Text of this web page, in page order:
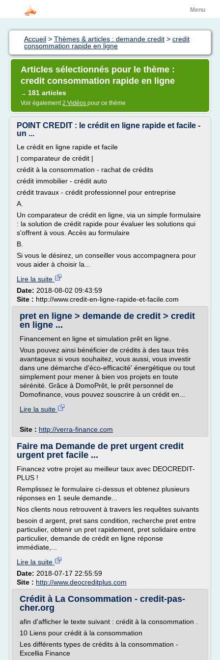
Menu
Accueil > Thèmes & articles : demande credit > credit
consommation rapide en ligne
Articles sélectionnés pour le thème :
credit consommation rapide en ligne
→ 181 articles
Voir également2 Vidéos pour ce thème
POINT CREDIT : le crédit en ligne rapide et facile -
un ...
Le crédit en ligne rapide et facile
| comparateur de crédit |
crédit à la consommation - rachat de crédits
crédit immobilier - crédit auto
crédit travaux - crédit professionnel pour entreprise
A.
Un comparateur de crédit en ligne, via un simple formulaire
: la solution de crédit rapide pour évaluer les solutions qui
s'offrent à vous. Accès au formulaire
B.
Si vous le désirez, un conseiller vous accompagnera pour
vous aider à choisir la...
Lire la suite
Date: 2018-08-02 09:43:59
Site : http://www.credit-en-ligne-rapide-et-facile.com
pret en ligne > demande de credit > credit
en ligne ...
Financement en ligne et simulation prêt en ligne.
Vous pouvez ainsi bénéficier de crédits à des taux très
avantageux si vous souhaitez, vous aussi, vous investir
dans une démarche d'éco-efficacité' énergétique ou tout
simplement pour mener à bien vos projets en toute
sérénité. Grâce à DomoPrêt, le prêt personnel de
Domofinance, vous pouvez souscrire à un crédit en...
Lire la suite
Site : http://verra-finance.com
Faire ma Demande de pret urgent credit
urgent pret facile ...
Financez votre projet au meilleur taux avec DEOCREDIT-
PLUS !
Remplissez le formulaire ci-dessus et obtenez plusieurs
réponses en 1 seule demande...
Nos clients nous retrouvent à travers les requêtes suivants
besoin d argent, pret sans condition, recherche pret entre
particulier, obtenir un pret rapidement, pret solidaire entre
particulier, demande de crédit en ligne réponse
immédiate,...
Lire la suite
Date: 2018-07-17 22:55:59
Site : http://www.deocreditplus.com
Crédit à La Consommation - credit-pas-
cher.org
afin d'afficher le texte suivant : crédit à la consommation .
10 Liens pour crédit à la consommation
Les différents types de crédits à la consommation -
Excellia Finance